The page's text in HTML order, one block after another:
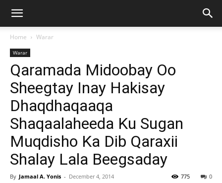
Home Warar
Warar
Qaramada Midoobay Oo
Sheegtay Inay Hakisay
Dhaqdhaqaaqa
Shaqaalaheeda Ku Sugan
Muqdisho Ka Dib Qaraxii
Shalay Lala Beegsaday
By Jamaal A. Yonis - December 4, 2014 0
775